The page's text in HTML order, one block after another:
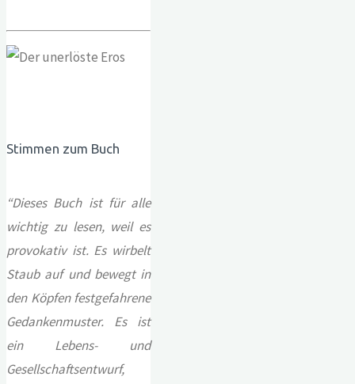
Stimmen zum Buch
“Dieses Buch ist für alle
wichtig zu lesen, weil es
provokativ ist. Es wirbelt
Staub auf und bewegt in
den Köpfen festgefahrene
Gedankenmuster. Es ist
ein Lebens- und
Gesellschaftsentwurf,